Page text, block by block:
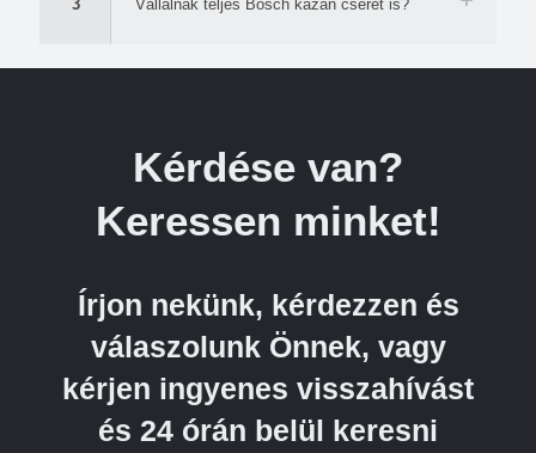
3 Vállalnak teljes Bosch kazán cserét is?
Kérdése van?
Keressen minket!
Írjon nekünk, kérdezzen és
válaszolunk Önnek, vagy
kérjen ingyenes visszahívást
és 24 órán belül keresni